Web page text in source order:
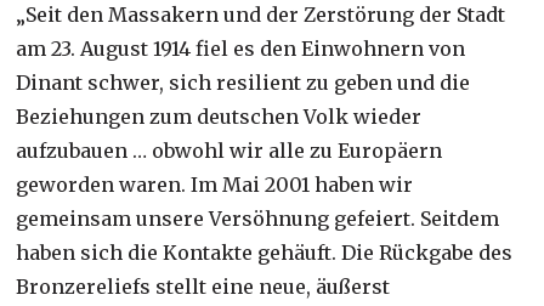
„Seit den Massakern und der Zerstörung der Stadt
am 23. August 1914 fiel es den Einwohnern von
Dinant schwer, sich resilient zu geben und die
Beziehungen zum deutschen Volk wieder
aufzubauen … obwohl wir alle zu Europäern
geworden waren. Im Mai 2001 haben wir
gemeinsam unsere Versöhnung gefeiert. Seitdem
haben sich die Kontakte gehäuft. Die Rückgabe des
Bronzereliefs stellt eine neue, äußerst